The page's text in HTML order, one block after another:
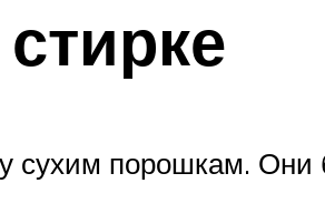
сухим порошкам. Они